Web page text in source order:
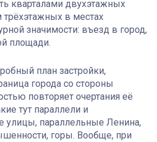
кварталами двухэтажных
в местах
значимости: въезд в город,
площади.
план застройки,
города со стороны
повторяет очертания её
тут параллели и
улицы, параллельные Ленина,
горы. Вообще, при